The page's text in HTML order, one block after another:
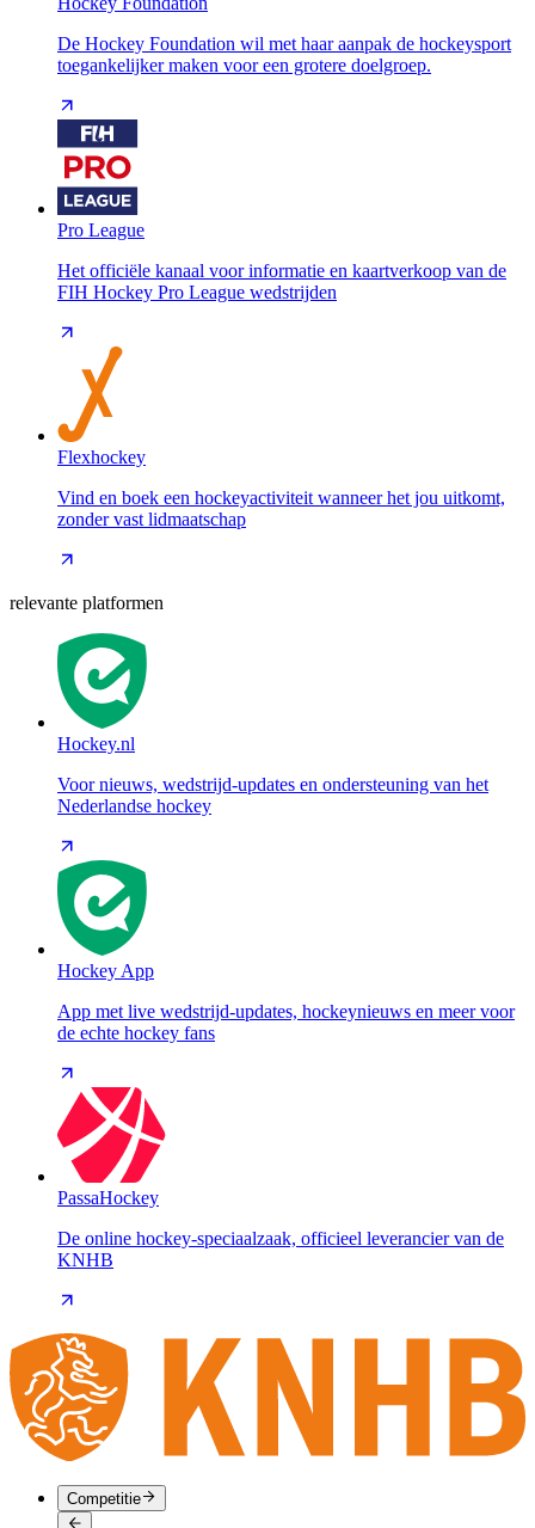
De Hockey Foundation wil met haar aanpak de hockeysport
toegankelijker maken voor een grotere doelgroep.
Pro League
Het officiële kanaal voor informatie en kaartverkoop van de
FIH Hockey Pro League wedstrijden
Flexhockey
Vind en boek een hockeyactiviteit wanneer het jou uitkomt,
zonder vast lidmaatschap
relevante platformen
Hockey.nl
Voor nieuws, wedstrijd-updates en ondersteuning van het
Nederlandse hockey
Hockey App
App met live wedstrijd-updates, hockeynieuws en meer voor
de echte hockey fans
PassaHockey
De online hockey-speciaalzaak, officieel leverancier van de
KNHB
Competitie